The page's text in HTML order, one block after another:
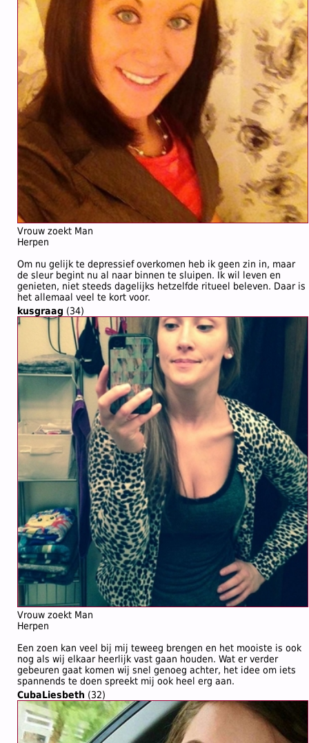
Vrouw zoekt Man
Herpen
Om nu gelijk te depressief overkomen heb ik geen zin in, maar
de sleur begint nu al naar binnen te sluipen. Ik wil leven en
genieten, niet steeds dagelijks hetzelfde ritueel beleven. Daar is
het allemaal veel te kort voor.
kusgraag (34)
Vrouw zoekt Man
Herpen
Een zoen kan veel bij mij teweeg brengen en het mooiste is ook
nog als wij elkaar heerlijk vast gaan houden. Wat er verder
gebeuren gaat komen wij snel genoeg achter, het idee om iets
spannends te doen spreekt mij ook heel erg aan.
CubaLiesbeth (32)